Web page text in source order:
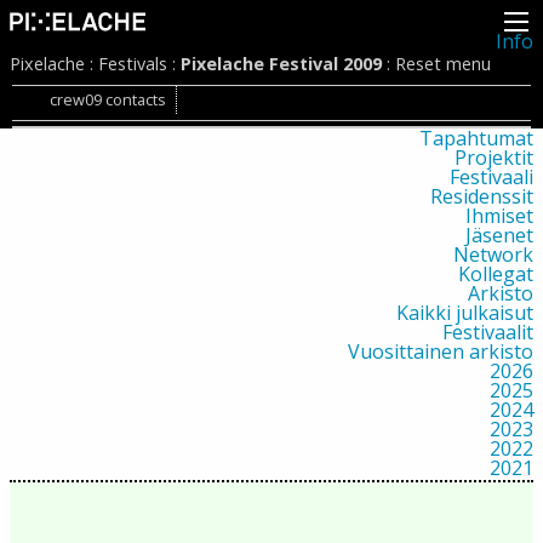
Info
Pikseliähkystä
Viimeisimmät uutiset
Toiminta
Tapahtumat
Projektit
Festivaali
Residenssit
Ihmiset
Jäsenet
Network
Kollegat
Arkisto
Kaikki julkaisut
Festivaalit
Vuosittainen arkisto
2026
2025
2024
2023
2022
2021
2020
Pixelache : Festivals : Pixelache Festival 2009 : Reset menu
crew09 contacts